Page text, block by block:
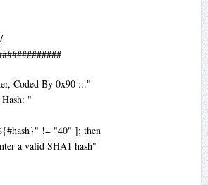
Coded By 0x90 ::."
"
!= "40" ]; then
a valid SHA1 hash"